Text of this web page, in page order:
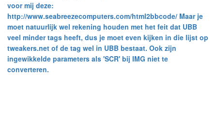
voor mij deze:
http://www.seabreezecomputers.com/html2bbcode/ Maar je
moet natuurlijk wel rekening houden met het feit dat UBB
veel minder tags heeft, dus je moet even kijken in die lijst op
tweakers.net of de tag wel in UBB bestaat. Ook zijn
ingewikkelde parameters als 'SCR' bij IMG niet te
converteren.